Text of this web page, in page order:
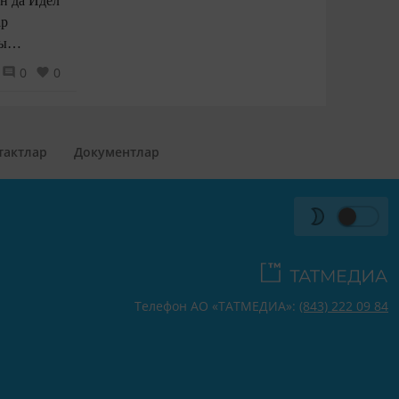
0 0
Документлар
Телефон АО «ТАТМЕДИА»: (843) 222 09 84